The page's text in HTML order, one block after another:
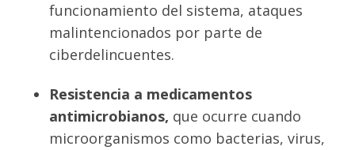
funcionamiento del sistema, ataques
malintencionados por parte de
ciberdelincuentes.
Resistencia a medicamentos
antimicrobianos, que ocurre cuando
microorganismos como bacterias, virus,